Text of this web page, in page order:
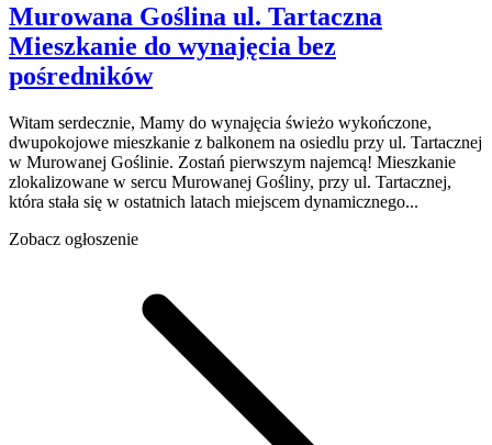
Murowana Goślina ul. Tartaczna
Mieszkanie do wynajęcia bez
pośredników
Witam serdecznie, Mamy do wynajęcia świeżo wykończone,
dwupokojowe mieszkanie z balkonem na osiedlu przy ul. Tartacznej
w Murowanej Goślinie. Zostań pierwszym najemcą! Mieszkanie
zlokalizowane w sercu Murowanej Gośliny, przy ul. Tartacznej,
która stała się w ostatnich latach miejscem dynamicznego...
Zobacz ogłoszenie